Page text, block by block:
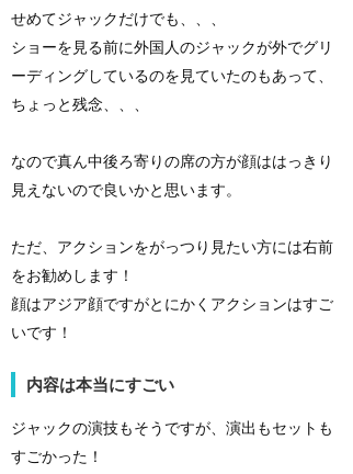
せめてジャックだけでも、、、
ショーを見る前に外国人のジャックが外でグリ
ーディングしているのを見ていたのもあって、
ちょっと残念、、、
なので真ん中後ろ寄りの席の方が顔ははっきり
見えないので良いかと思います。
ただ、アクションをがっつり見たい方には右前
をお勧めします！
顔はアジア顔ですがとにかくアクションはすご
いです！
内容は本当にすごい
ジャックの演技もそうですが、演出もセットも
すごかった！